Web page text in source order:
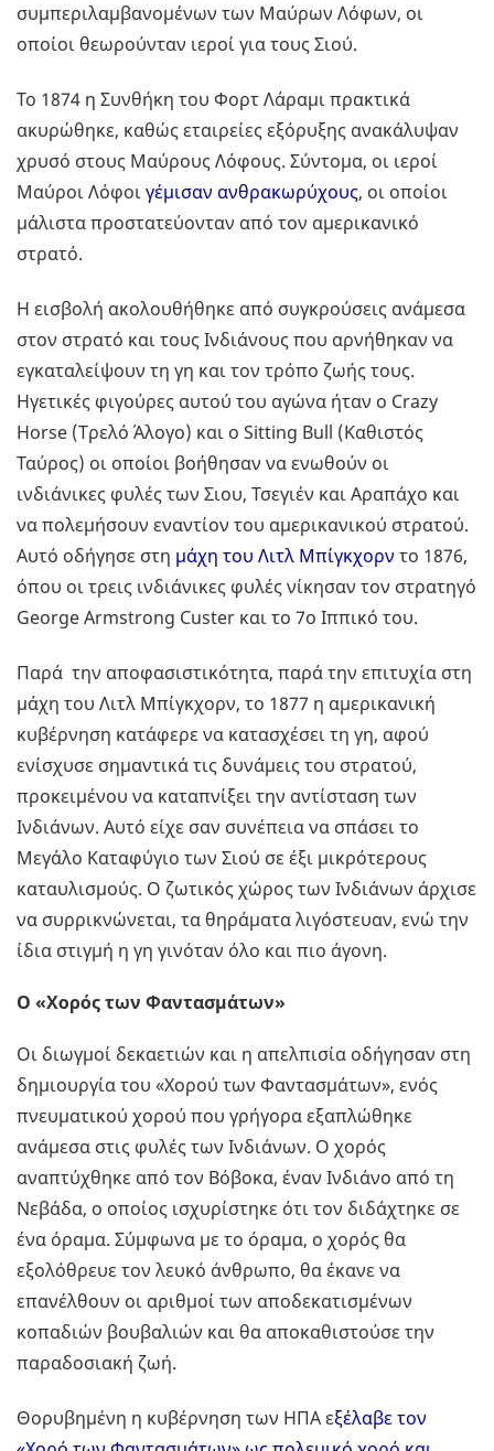
συμπεριλαμβανομένων των Μαύρων Λόφων, οι
οποίοι θεωρούνταν ιεροί για τους Σιού.
Το 1874 η Συνθήκη του Φορτ Λάραμι πρακτικά
ακυρώθηκε, καθώς εταιρείες εξόρυξης ανακάλυψαν
χρυσό στους Μαύρους Λόφους. Σύντομα, οι ιεροί
Μαύροι Λόφοιγέμισαν ανθρακωρύχους, οι οποίοι
μάλιστα προστατεύονταν από τον αμερικανικό
στρατό.
Η εισβολή ακολουθήθηκε από συγκρούσεις ανάμεσα
στον στρατό και τους Ινδιάνους που αρνήθηκαν να
εγκαταλείψουν τη γη και τον τρόπο ζωής τους.
Ηγετικές φιγούρες αυτού του αγώνα ήταν ο Crazy
Horse (Τρελό Άλογο) και ο Sitting Bull (Καθιστός
Ταύρος) οι οποίοι βοήθησαν να ενωθούν οι
ινδιάνικες φυλές των Σιου, Τσεγιέν και Αραπάχο και
να πολεμήσουν εναντίον του αμερικανικού στρατού.
Αυτό οδήγησε στη μάχη του Λιτλ Μπίγκχορν το 1876,
όπου οι τρεις ινδιάνικες φυλές νίκησαν τον στρατηγό
George Armstrong Custer και το 7ο Ιππικό του.
Παρά την αποφασιστικότητα, παρά την επιτυχία στη
μάχη του Λιτλ Μπίγκχορν, το 1877 η αμερικανική
κυβέρνηση κατάφερε να κατασχέσει τη γη, αφού
ενίσχυσε σημαντικά τις δυνάμεις του στρατού,
προκειμένου να καταπνίξει την αντίσταση των
Ινδιάνων. Αυτό είχε σαν συνέπεια να σπάσει το
Μεγάλο Καταφύγιο των Σιού σε έξι μικρότερους
καταυλισμούς. Ο ζωτικός χώρος των Ινδιάνων άρχισε
να συρρικνώνεται, τα θηράματα λιγόστευαν, ενώ την
ίδια στιγμή η γη γινόταν όλο και πιο άγονη.
Ο «Χορός των Φαντασμάτων»
Οι διωγμοί δεκαετιών και η απελπισία οδήγησαν στη
δημιουργία του «Χορού των Φαντασμάτων», ενός
πνευματικού χορού που γρήγορα εξαπλώθηκε
ανάμεσα στις φυλές των Ινδιάνων. Ο χορός
αναπτύχθηκε από τον Βόβοκα, έναν Ινδιάνο από τη
Νεβάδα, ο οποίος ισχυρίστηκε ότι τον διδάχτηκε σε
ένα όραμα. Σύμφωνα με το όραμα, ο χορός θα
εξολόθρευε τον λευκό άνθρωπο, θα έκανε να
επανέλθουν οι αριθμοί των αποδεκατισμένων
κοπαδιών βουβαλιών και θα αποκαθιστούσε την
παραδοσιακή ζωή.
Θορυβημένη η κυβέρνηση των ΗΠΑ εξέλαβε τον